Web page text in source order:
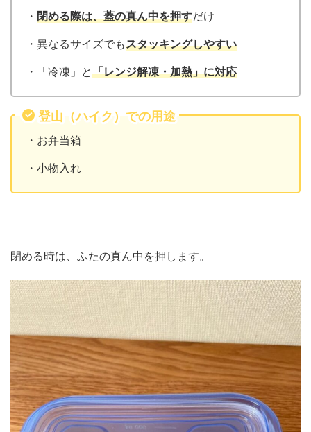
・ 閉める際は、蓋の真ん中を押すだけ
・異なるサイズでもスタッキングしやすい
・「冷凍」と「レンジ解凍・加熱」に対応
登山（ハイク）での用途
・お弁当箱
・小物入れ
閉める時は、ふたの真ん中を押します。